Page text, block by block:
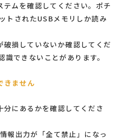
ムを確認してください。ポチ
トされたUSBメモリしか読み
損していないか確認してくだ
できないことがあります。
きません
にあるかを確認してくださ
報出力が「全て禁止」になっ